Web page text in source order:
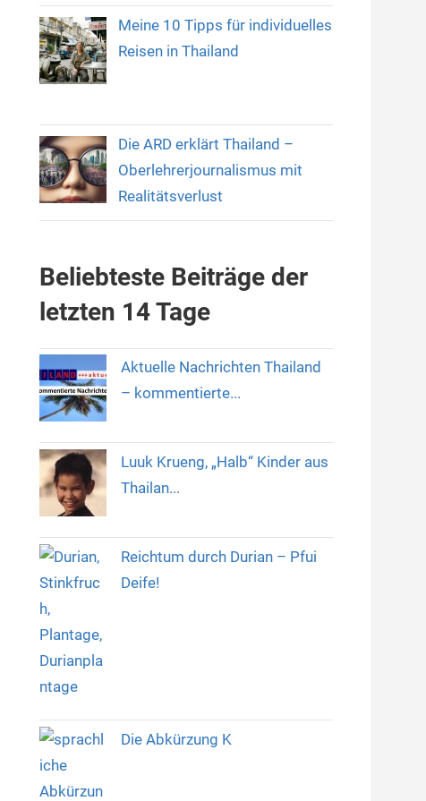
Meine 10 Tipps für individuelles
Reisen in Thailand
Die ARD erklärt Thailand –
Oberlehrerjournalismus mit
Realitätsverlust
Beliebteste Beiträge der
letzten 14 Tage
Aktuelle Nachrichten Thailand
– kommentierte...
Luuk Krueng, „Halb“ Kinder aus
Thailan...
Reichtum durch Durian – Pfui
Deife!
Die Abkürzung K